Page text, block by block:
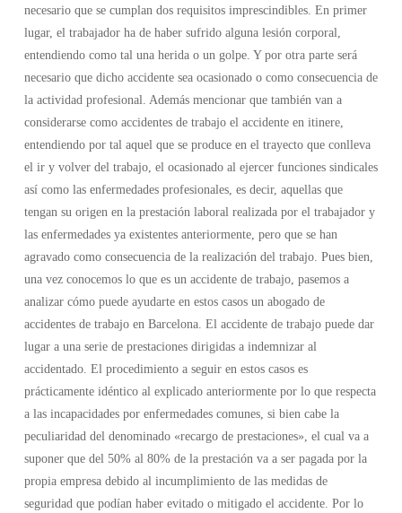
necesario que se cumplan dos requisitos imprescindibles. En primer
lugar, el trabajador ha de haber sufrido alguna lesión corporal,
entendiendo como tal una herida o un golpe. Y por otra parte será
necesario que dicho accidente sea ocasionado o como consecuencia de
la actividad profesional. Además mencionar que también van a
considerarse como accidentes de trabajo el accidente en itinere,
entendiendo por tal aquel que se produce en el trayecto que conlleva
el ir y volver del trabajo, el ocasionado al ejercer funciones sindicales
así como las enfermedades profesionales, es decir, aquellas que
tengan su origen en la prestación laboral realizada por el trabajador y
las enfermedades ya existentes anteriormente, pero que se han
agravado como consecuencia de la realización del trabajo. Pues bien,
una vez conocemos lo que es un accidente de trabajo, pasemos a
analizar cómo puede ayudarte en estos casos un abogado de
accidentes de trabajo en Barcelona. El accidente de trabajo puede dar
lugar a una serie de prestaciones dirigidas a indemnizar al
accidentado. El procedimiento a seguir en estos casos es
prácticamente idéntico al explicado anteriormente por lo que respecta
a las incapacidades por enfermedades comunes, si bien cabe la
peculiaridad del denominado «recargo de prestaciones», el cual va a
suponer que del 50% al 80% de la prestación va a ser pagada por la
propia empresa debido al incumplimiento de las medidas de
seguridad que podían haber evitado o mitigado el accidente. Por lo